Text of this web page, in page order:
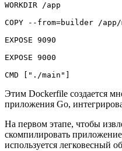
WORKDIR /app
COPY --from=builder /
EXPOSE 9090
EXPOSE 9000
CMD ["./main"]
Этим Dockerfile создается
приложения Go,
На первом этапе, чтобы
скомпилировать
используется легковесный